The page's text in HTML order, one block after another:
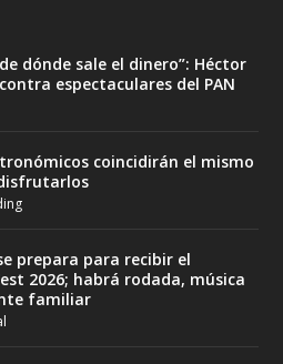
dónde sale el dinero”: Héctor
espectaculares del PAN
coincidirán el mismo
prepara para recibir el
2026; habrá rodada, música
familiar